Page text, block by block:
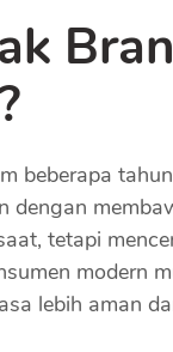
beberapa
dengan
tetapi
modern
lebih aman